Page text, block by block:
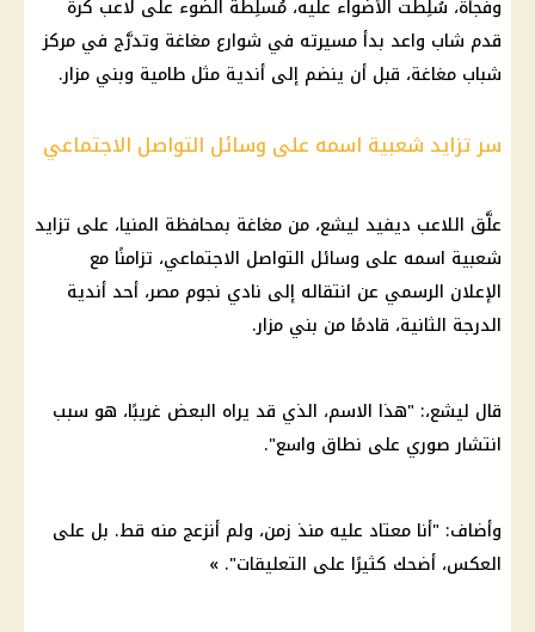
وفجأة، سُلِّطت الأضواء عليه، مُسلِّطةً الضوء على لاعب كرة
قدم شاب واعد بدأ مسيرته في شوارع مغاغة وتدرَّج في مركز
شباب مغاغة، قبل أن ينضم إلى أندية مثل طامية وبني مزار.
سر تزايد شعبية اسمه على وسائل التواصل الاجتماعي
علَّق اللاعب ديفيد ليشع، من مغاغة بمحافظة المنيا، على تزايد
شعبية اسمه على وسائل التواصل الاجتماعي، تزامنًا مع
الإعلان الرسمي عن انتقاله إلى نادي نجوم مصر، أحد أندية
الدرجة الثانية، قادمًا من بني مزار.
قال ليشع،: "هذا الاسم، الذي قد يراه البعض غريبًا، هو سبب
انتشار صوري على نطاق واسع".
وأضاف: "أنا معتاد عليه منذ زمن، ولم أنزعج منه قط. بل على
العكس، أضحك كثيرًا على التعليقات". »